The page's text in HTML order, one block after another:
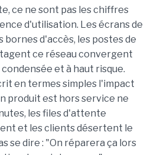
ce ne sont pas les chiffres
d'utilisation. Les écrans de
bornes d'accès, les postes de
ce réseau convergent
et à haut risque.
en termes simples l'impact
produit est hors service ne
les files d'attente
et les clients désertent le
se dire : "On réparera ça lors